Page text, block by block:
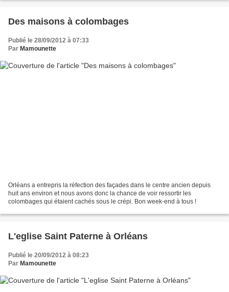
Des maisons à colombages
Publié le 28/09/2012 à 07:33
Par Mamounette
Orléans a entrepris la réfection des façades dans le centre ancien depuis
huit ans environ et nous avons donc la chance de voir ressortir les
colombages qui étaient cachés sous le crépi. Bon week-end à tous !
L'eglise Saint Paterne à Orléans
Publié le 20/09/2012 à 08:23
Par Mamounette